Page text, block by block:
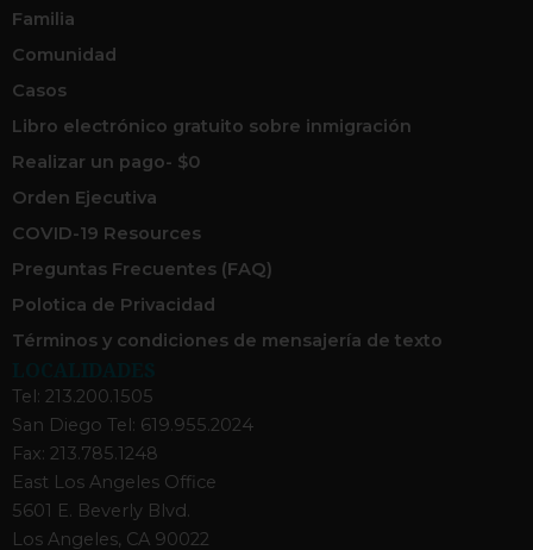
Familia
Comunidad
Casos
Libro electrónico gratuito sobre inmigración
Realizar un pago- $0
Orden Ejecutiva
COVID-19 Resources
Preguntas Frecuentes (FAQ)
Polotica de Privacidad
Términos y condiciones de mensajería de texto
Tel: 213.200.1505
San Diego Tel: 619.955.2024
Fax: 213.785.1248
East Los Angeles Office
5601 E. Beverly Blvd.
Los Angeles, CA 90022